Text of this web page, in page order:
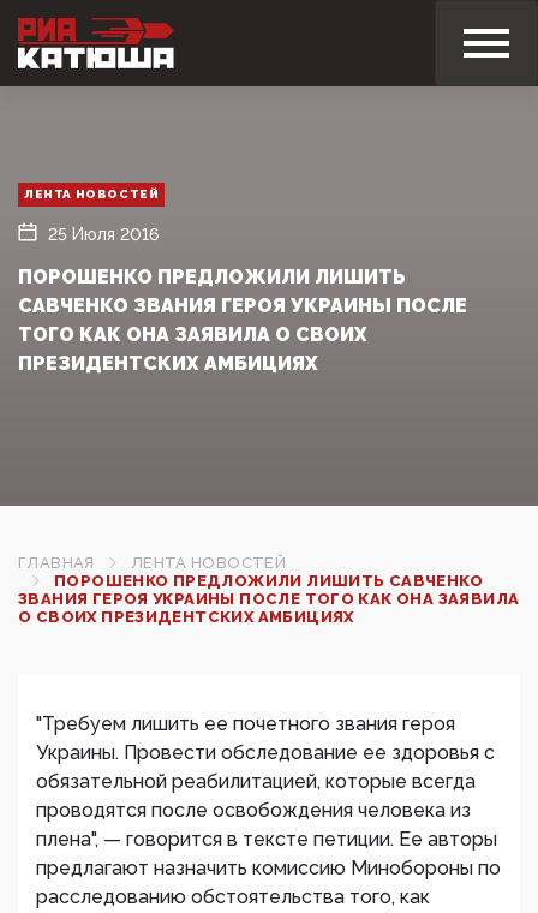
ЛЕНТА НОВОСТЕЙ
25 Июля 2016
ПОРОШЕНКО ПРЕДЛОЖИЛИ ЛИШИТЬ
САВЧЕНКО ЗВАНИЯ ГЕРОЯ УКРАИНЫ ПОСЛЕ
ТОГО КАК ОНА ЗАЯВИЛА О СВОИХ
ПРЕЗИДЕНТСКИХ АМБИЦИЯХ
ГЛАВНАЯ
ЛЕНТА НОВОСТЕЙ
ПОРОШЕНКО ПРЕДЛОЖИЛИ ЛИШИТЬ САВЧЕНКО
ЗВАНИЯ ГЕРОЯ УКРАИНЫ ПОСЛЕ ТОГО КАК ОНА ЗАЯВИЛА
О СВОИХ ПРЕЗИДЕНТСКИХ АМБИЦИЯХ
"Требуем лишить ее почетного звания героя
Украины. Провести обследование ее здоровья с
обязательной реабилитацией, которые всегда
проводятся после освобождения человека из
плена", — говорится в тексте петиции. Ее авторы
предлагают назначить комиссию Минобороны по
расследованию обстоятельства того, как